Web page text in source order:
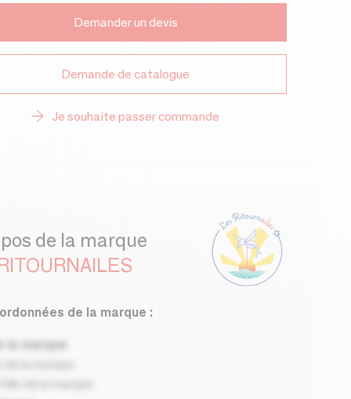
Demander un devis
Demande de catalogue
Je souhaite passer commande
de la marque
de la marque :
la marque